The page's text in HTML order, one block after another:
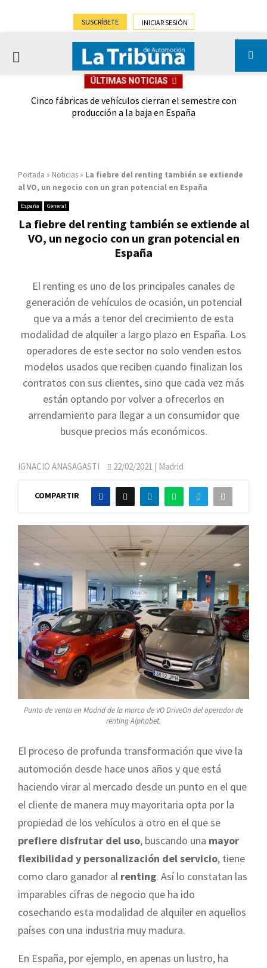
SUSCRÍBETE INICIAR SESIÓN
PRIMARY
ÚLTIMAS NOTICIAS
Cinco fábricas de vehículos cierran el semestre con
producción a la baja en España
Portada » Noticias » La fiebre del renting también se extiende
al VO, un negocio con un gran potencial en España
España General
La fiebre del renting también se extiende al
VO, un negocio con un gran potencial en
España
El renting es uno de los principales canales de
generación de vehículos de ocasión, un potencial
que va a más a tenor del crecimiento de esta
modalidad de alquiler a largo plazo en España. Los
operadores de este sector no solo venden estos
modelos usados que reciben cuando finalizan los
contratos con sus clientes, sino que cada vez más
están optando por volver a ofrecerlos en
arrendamiento para llegar a un consumidor que
busque precios más económicos.
IGNACIO ANASAGASTI 22/02/2021 | Madrid
COMPARTIR
Punto de venta en Madrid de la marca de VO DriveOn del operador de
renting Alphabet.
El proceso de profunda transformación que vive la
automoción desde hace unos años y que está
haciendo virar al mercado desde un punto en el que
el cliente de manera muy mayoritaria opta por la
propiedad de los vehículos a otro en el que se
prefiere disfrutar del uso, buscando una mayor
flexibilidad y personalización del servicio, tiene
como claro ganador al renting. Así lo constatan las
imparables cifras de negocio que ha ido
cosechando esta modalidad de alquiler en aquellos
países con una industria muy madura.
En España, por ejemplo, en apenas un lustro, ha